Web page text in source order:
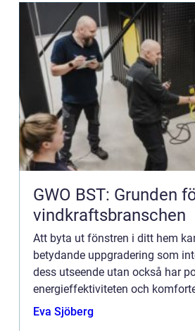
GWO BST: Grunden
vindkraftsbranschen
Att byta ut fönstren i ditt hem
betydande uppgradering som
dess utseende utan också har
energieffektiviteten och
och fastighetsäga...
Eva Sjöberg